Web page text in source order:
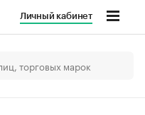
Личный кабинет